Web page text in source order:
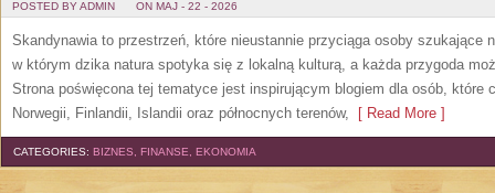
POSTED BY ADMIN ON MAJ - 22 - 2026
Skandynawia to przestrzeń, które nieustannie przyciąga osoby szukające
w którym dzika natura spotyka się z lokalną kulturą, a każda przygoda
Strona poświęcona tej tematyce jest inspirującym blogiem dla osób, które
Norwegii, Finlandii, Islandii oraz północnych terenów, [ Read More ]
CATEGORIES: BIZNES, FINANSE, EKONOMIA